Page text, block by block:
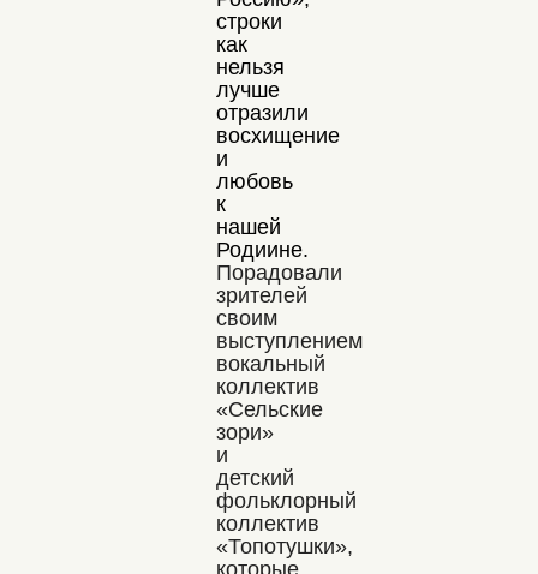
строки
как
нельзя
лучше
отразили
восхищение
и
любовь
к
нашей
Родиине.
Порадовали
зрителей
своим
выступлением
вокальный
коллектив
«Сельские
зори»
и
детский
фольклорный
коллектив
«Топотушки»,
которые